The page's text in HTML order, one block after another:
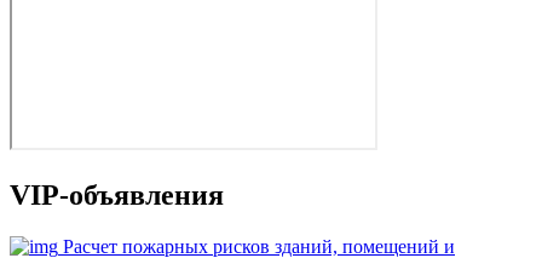
VIP-объявления
Расчет пожарных рисков зданий, помещений и